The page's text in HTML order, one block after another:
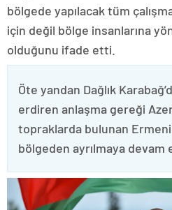
bölgede yapılacak tüm
için değil bölge insanlarına
olduğunu ifade etti.
Öte yandan Dağlık
erdiren anlaşma gereği
topraklarda bulunan
bölgeden ayrılmaya devam